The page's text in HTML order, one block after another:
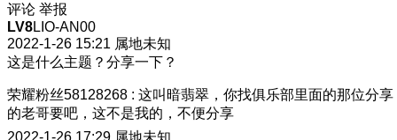
评论 举报
LV8LIO-AN00
2022-1-26 15:21 属地未知
这是什么主题？分享一下？
荣耀粉丝58128268 : 这叫暗翡翠，你找俱乐部里面的那位分享
的老哥要吧，这不是我的，不便分享
2022-1-26 17:29 属地未知